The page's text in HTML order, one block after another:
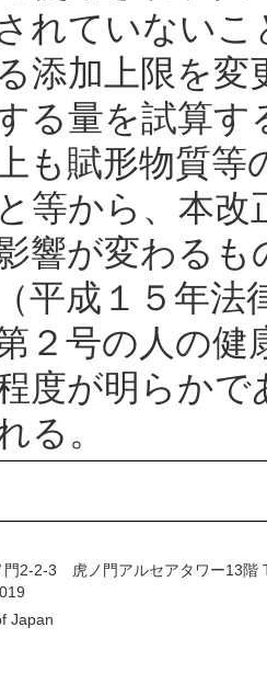
れていないこ
添加上限を変
る量を試算す
も賦形物質等
等から、本
響が変わるも
平成１５年法
２号の人の健
度が明らか
る。
2-2-3 虎ノ門アルセアタワー13階
Japan